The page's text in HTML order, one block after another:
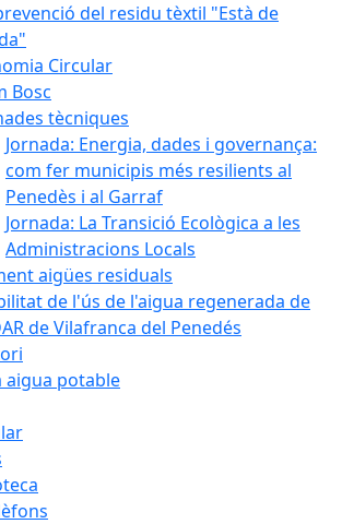
del residu tèxtil "Està de
Circular
Bosc
tècniques
Jornada: Energia, dades i governança:
com fer municipis més resilients al
Penedès i al Garraf
Jornada: La Transició Ecològica a les
Administracions Locals
aigües residuals
de l'ús de l'aigua regenerada de
de Vilafranca del Penedés
aigua potable